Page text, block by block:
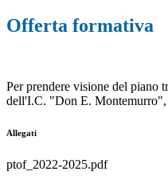
Offerta formativa
Per prendere visione del piano
dell'I.C. "Don E. Montemurro",
Allegati
ptof_2022-2025.pdf